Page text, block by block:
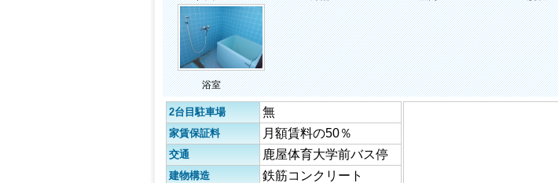
浴室
2台目駐車場 無
家賃保証料 月額賃料の50％
交通 鹿屋体育大学前バス停
建物構造 鉄筋コンクリート